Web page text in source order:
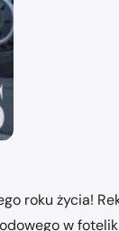
roku życia!
w